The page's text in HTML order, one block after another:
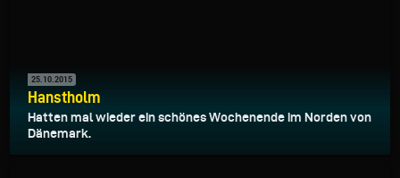
25.10.2015
Hanstholm
Hatten mal wieder ein schönes Wochenende im Norden von
Dänemark.